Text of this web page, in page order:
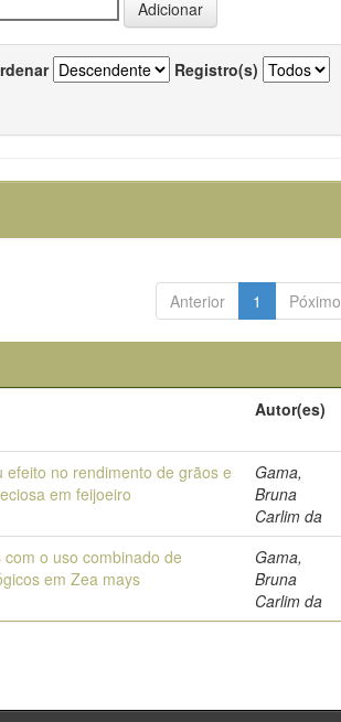
Registro(s)
Anterior 1 Póximo
Autor(es)
efeito no rendimento de grãos e
em feijoeiro
Gama,
Bruna
Carlim da
o uso combinado de
em Zea mays
Gama,
Bruna
Carlim da